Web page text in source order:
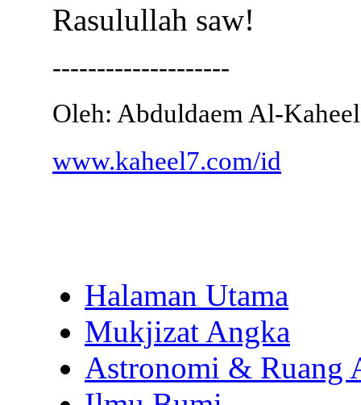
Rasulullah saw!
--------------------
Oleh: Abduldaem Al-Kaheel
www.kaheel7.com/id
Halaman Utama
Mukjizat Angka
Astronomi & Ruang